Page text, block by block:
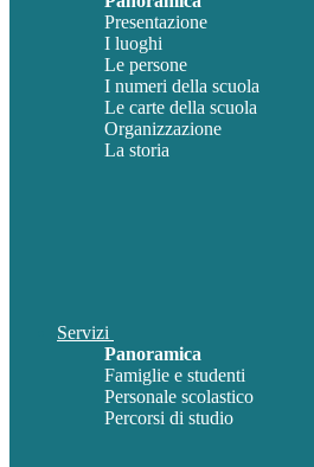
Presentazione
I luoghi
Le persone
I numeri della scuola
Le carte della scuola
Organizzazione
La storia
Servizi
Panoramica
Famiglie e studenti
Personale scolastico
Percorsi di studio